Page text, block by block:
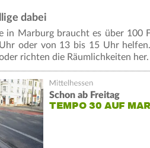
dabei
in Marburg braucht es über 100
oder von 13 bis 15 Uhr
richten die Räumlichkeiten her.
Schon ab Freitag
TEMPO 30 AUF